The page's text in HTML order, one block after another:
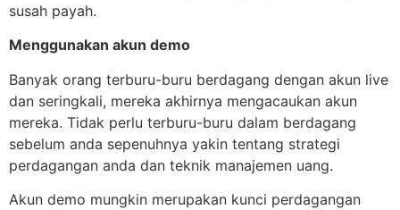
susah payah.
Menggunakan akun demo
Banyak orang terburu-buru berdagang dengan akun live
dan seringkali, mereka akhirnya mengacaukan akun
mereka. Tidak perlu terburu-buru dalam berdagang
sebelum anda sepenuhnya yakin tentang strategi
perdagangan anda dan teknik manajemen uang.
Akun demo mungkin merupakan kunci perdagangan